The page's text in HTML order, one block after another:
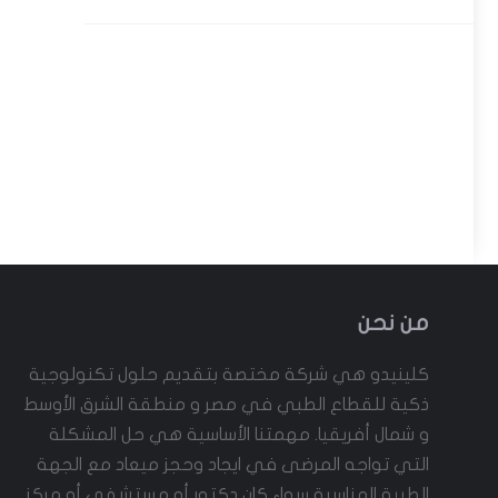
من نحن
كلينيدو هي شركة مختصة بتقديم حلول تكنولوجية
ذكية للقطاع الطبي في مصر و منطقة الشرق الأوسط
و شمال أفريقيا. مهمتنا الأساسية هي حل المشكلة
التي تواجه المرضى في ايجاد وحجز ميعاد مع الجهة